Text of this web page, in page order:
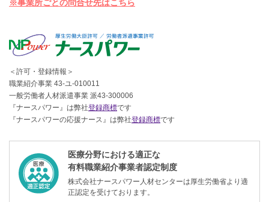
※事業所ごとの問合せ先はこちら
＜許可・登録情報＞
職業紹介事業 43-ユ-010011
一般労働者人材派遣事業 派43-300006
『ナースパワー』は弊社登録商標です
『ナースパワーの応援ナース』は弊社登録商標です
医療分野における適正な
有料職業紹介事業者認定制度
株式会社ナースパワー人材センターは厚生労働省より適
正認定を受けております。